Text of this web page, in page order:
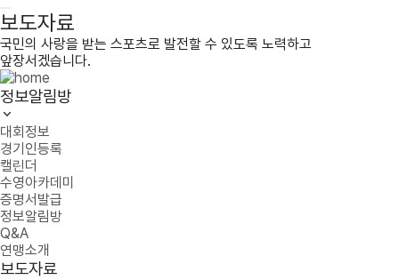
보도자료
국민의 사랑을 받는 스포츠로 발전할 수 있도록 노력하고
앞장서겠습니다.
정보알림방
대회정보
경기인등록
캘린더
수영아카데미
증명서발급
정보알림방
Q&A
연맹소개
보도자료